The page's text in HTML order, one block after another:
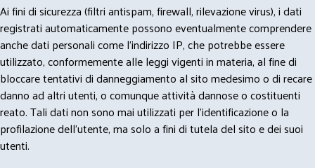
Ai fini di sicurezza (filtri antispam, firewall, rilevazione virus), i dati
registrati automaticamente possono eventualmente comprendere
anche dati personali come l'indirizzo IP, che potrebbe essere
utilizzato, conformemente alle leggi vigenti in materia, al fine di
bloccare tentativi di danneggiamento al sito medesimo o di recare
danno ad altri utenti, o comunque attività dannose o costituenti
reato. Tali dati non sono mai utilizzati per l'identificazione o la
profilazione dell'utente, ma solo a fini di tutela del sito e dei suoi
utenti.